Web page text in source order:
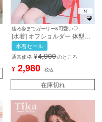
後ろ姿までガーリー&可愛い♡
[水着] オフショルダー 体型カ
バー ショルダーカット ギンガ
ムチェック柄 カジュアル フリ
ル ビスチェ バックリボン ス
カートタイプ 黒 ブラック ビ
キニ (聖菜着用)［tk-
sw2728］
水着セール
通常価格 ¥4,900のところ
¥ 2,980 税込
在庫切れ